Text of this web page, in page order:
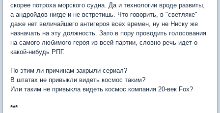
скорее потроха морского судна. Да и технологии вроде развиты,
а андройдов нигде и не встретишь. Что говорить, в "светляке"
даже нет величайшего антигероя всех времен, ну не Ниску же
назначать на эту должность. Зато в пору проводить голосования
на самого любимого героя из всей партии, словно речь идет о
какой-нибудь РПГ.
По этим ли причинам закрыли сериал?
В штатах не привыкли видеть космос таким?
Или таким не привыкла видеть космос компания 20-век Fox?
***